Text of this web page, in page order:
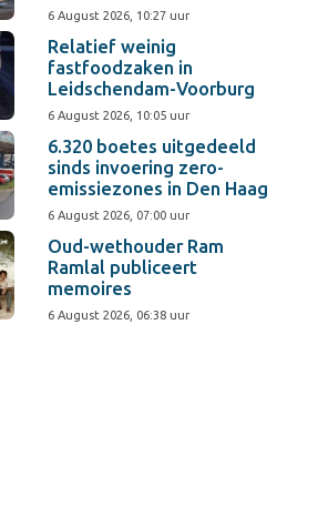
6 August 2026, 10:27 uur
Relatief weinig
fastfoodzaken in
Leidschendam-Voorburg
6 August 2026, 10:05 uur
6.320 boetes uitgedeeld
sinds invoering zero-
emissiezones in Den Haag
6 August 2026, 07:00 uur
Oud-wethouder Ram
Ramlal publiceert
memoires
6 August 2026, 06:38 uur